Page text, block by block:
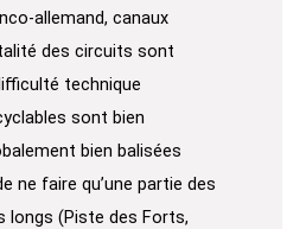
allemand, canaux
des circuits sont
technique
sont bien
bien balisées
ne faire qu’une partie des
longs (Piste des Forts,